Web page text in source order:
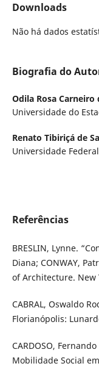
Downloads
Não há dados
Biografia do
Odila Rosa Carneiro
Universidade do
Renato Tibiriçá de
Universidade
Referências
BRESLIN, Lynne.
Diana; CONWAY,
of Architecture. New
CABRAL, Oswaldo
Florianópolis:
CARDOSO,
Mobilidade Social